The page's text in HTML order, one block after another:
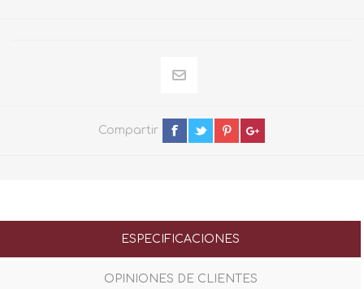
Compartir
ESPECIFICACIONES
OPINIONES DE CLIENTES